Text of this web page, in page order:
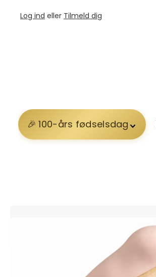
Log ind eller Tilmeld dig
100-års fødselsdag